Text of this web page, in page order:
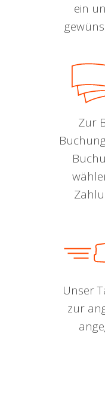
ein
Zur
Unser
zur